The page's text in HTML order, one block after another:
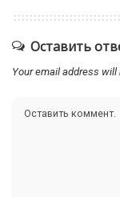
Оставить
Your email address will